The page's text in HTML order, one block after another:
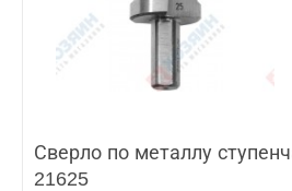
Сверло по металлу
21625